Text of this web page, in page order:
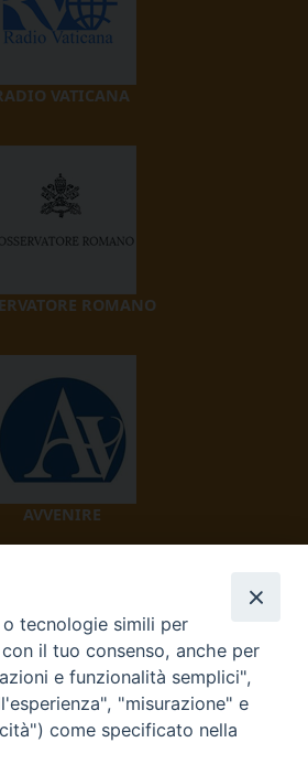
VATICANA
ROMANO
AVVENIRE
TV 2000
tecnologie simili per
il tuo consenso, anche per
e funzionalità semplici",
"misurazione" e
come specificato nella